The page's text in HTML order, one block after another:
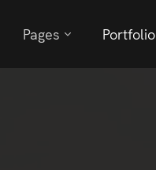
Pages Portfolio